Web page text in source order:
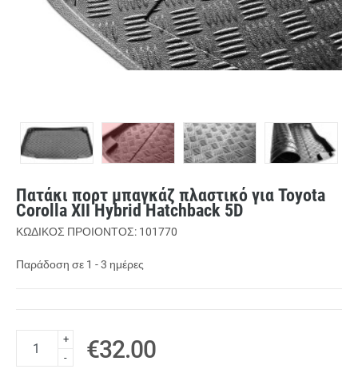
Πατάκι πορτ μπαγκάζ πλαστικό για Toyota
Corolla XII Hybrid Hatchback 5D
ΚΩΔΙΚΟΣ ΠΡΟΙΟΝΤΟΣ: 101770
Παράδοση σε 1 - 3 ημέρες
+
-
€32.00